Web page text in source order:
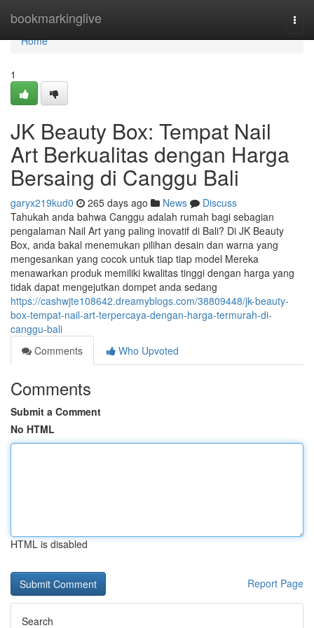
bookmarkinglive
Home
Home
1
JK Beauty Box: Tempat Nail
Art Berkualitas dengan Harga
Bersaing di Canggu Bali
garyx219kud0 265 days ago News
Discuss
Tahukah anda bahwa Canggu adalah rumah bagi sebagian
pengalaman Nail Art yang paling inovatif di Bali? Di JK Beauty
Box, anda bakal menemukan pilihan desain dan warna yang
mengesankan yang cocok untuk tiap tiap model Mereka
menawarkan produk memiliki kwalitas tinggi dengan harga yang
tidak dapat mengejutkan dompet anda sedang
https://cashwjte108642.dreamyblogs.com/38809448/jk-beauty-
box-tempat-nail-art-terpercaya-dengan-harga-termurah-di-
canggu-bali
Comments
Who Upvoted
Comments
Submit a Comment
No HTML
HTML is disabled
Report Page
Search